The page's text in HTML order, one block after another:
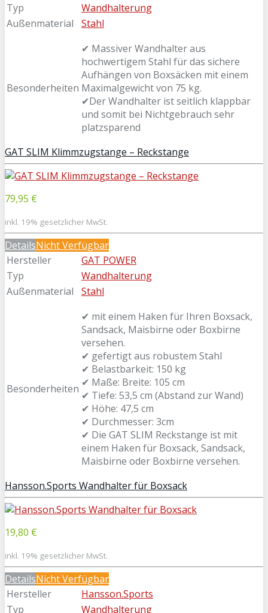
Typ
Wandhalterung
Außenmaterial
Stahl
Besonderheiten
✔ Massiver Wandhalter aus
hochwertigem Stahl für das sichere
Aufhängen von Boxsäcken mit einem
Maximalgewicht von 75 kg.
✔Der Wandhalter ist seitlich klappbar
und somit bei Nichtgebrauch sehr
platzsparend
GAT SLIM Klimmzugstange – Reckstange
79,95 €
inkl. 19% gesetzlicher MwSt.
DetailsNicht Verfügbar
Hersteller
GAT POWER
Typ
Wandhalterung
Außenmaterial
Stahl
Besonderheiten
✔ mit einem Haken für Ihren Boxsack,
Sandsack, Maisbirne oder Boxbirne
versehen.
✔ gefertigt aus robustem Stahl
✔ Belastbarkeit: 150 kg
✔ Maße: Breite: 105 cm
✔ Tiefe: 53,5 cm (Abstand zur Wand)
✔ Höhe: 47,5 cm
✔ Durchmesser: 3cm
✔ Die GAT SLIM Reckstange ist mit
einem Haken für Boxsack, Sandsack,
Maisbirne oder Boxbirne versehen.
Hansson.Sports Wandhalter für Boxsack
19,80 €
inkl. 19% gesetzlicher MwSt.
DetailsNicht Verfügbar
Hersteller
Hansson.Sports
Typ
Wandhalterung